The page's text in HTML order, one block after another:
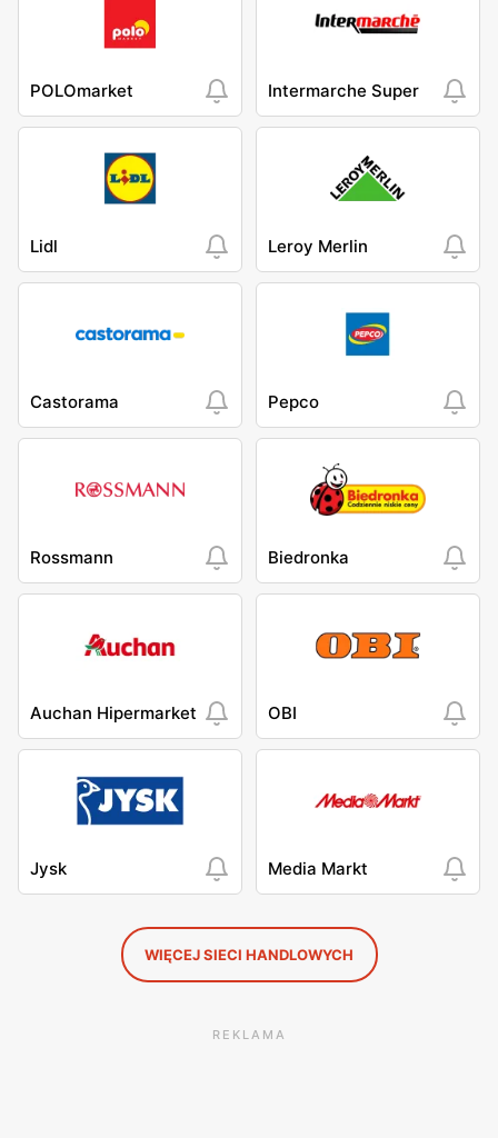
POLOmarket Intermarche Super
Lidl Leroy Merlin
Castorama Pepco
Rossmann Biedronka
Auchan Hipermarket OBI
Jysk Media Markt
WIĘCEJ SIECI HANDLOWYCH
REKLAMA